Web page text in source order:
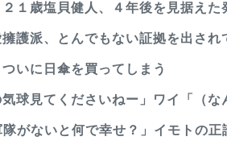
２１歳塩貝健人、４年後を見据え
擁護派、とんでもない証拠を出さ
ついに日傘を買ってしまう
球見てくださいねー」ワイ「（な
隊がないと何で幸せ？」イモトの